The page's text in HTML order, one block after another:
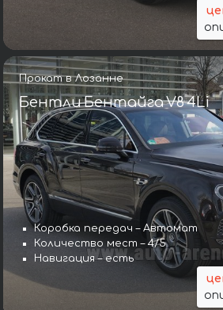
Прокат в Лозанне
Бентли Бентайга V8 4Li
Коробка передач – Автомат
Количество мест – 4/5
Навигация – есть